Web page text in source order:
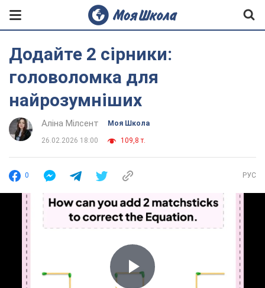
Додайте 2 сірники:
головоломка для
найрозумніших
Аліна Мілсент Моя Школа
26.02.2026 18:00 109,8 т.
0 РУС